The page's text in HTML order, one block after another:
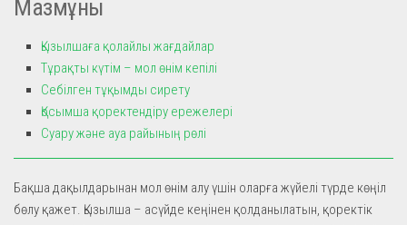
Мазмұны
Қызылшаға қолайлы жағдайлар
Тұрақты күтім – мол өнім кепілі
Себілген тұқымды сирету
Қосымша қоректендіру ережелері
Суару және ауа райының рөлі
Бақша дақылдарынан мол өнім алу үшін оларға жүйелі түрде көңіл
бөлу қажет. Қызылша – асүйде кеңінен қолданылатын, қоректік